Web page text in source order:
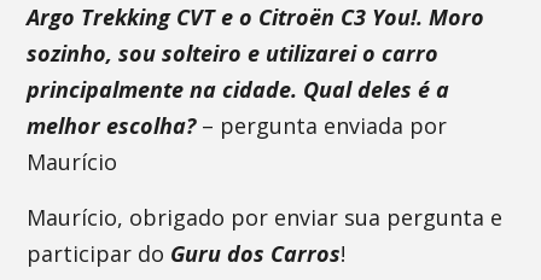
Argo Trekking CVT e o Citroën C3 You!. Moro
sozinho, sou solteiro e utilizarei o carro
principalmente na cidade. Qual deles é a
melhor escolha?– pergunta enviada por
Maurício
Maurício, obrigado por enviar sua pergunta e
participar do Guru dos Carros!